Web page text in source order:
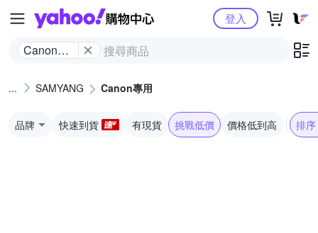
Yahoo購物中心
Canon專
登入
SAMYANG Canon專用
品牌 快速到貨 有現貨 挑戰低價 價格低到高 排序